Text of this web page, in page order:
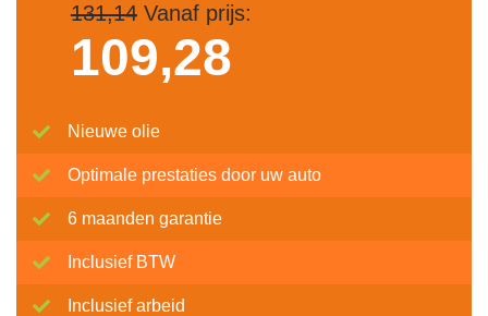
131,14Vanaf prijs:
109,28
Nieuwe olie
Optimale prestaties door uw auto
6 maanden garantie
Inclusief BTW
Inclusief arbeid